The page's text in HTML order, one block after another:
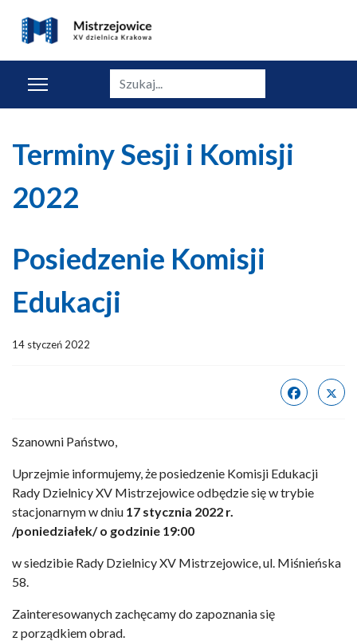
Szukaj
Terminy Sesji i Komisji
2022
Posiedzenie Komisji
Edukacji
14 styczeń 2022
Szanowni Państwo,
Uprzejmie informujemy, że posiedzenie Komisji Edukacji
Rady Dzielnicy XV Mistrzejowice odbędzie się w trybie
stacjonarnym w dniu 17 stycznia 2022 r.
/poniedziałek/o godzinie 19:00
w siedzibie Rady Dzielnicy XV Mistrzejowice, ul. Miśnieńska
58.
Zainteresowanych zachęcamy do zapoznania się
z porządkiem obrad.